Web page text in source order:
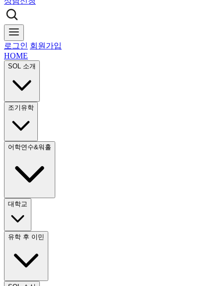
2026/27 호주대학 상담시작
상담신청
로그인 회원가입
HOME
SOL 소개
조기유학
어학연수&워홀
유학 후 이민